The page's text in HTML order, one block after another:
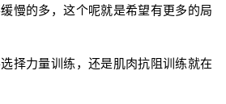
慢的多，这个呢就是希望有更多的局
择力量训练，还是肌肉抗阻训练就在